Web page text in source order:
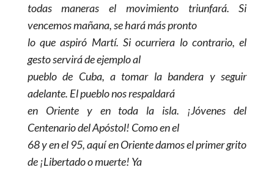
todas maneras el movimiento triunfará. Si
vencemos mañana, se hará más pronto
lo que aspiró Martí. Si ocurriera lo contrario, el
gesto servirá de ejemplo al
pueblo de Cuba, a tomar la bandera y seguir
adelante. El pueblo nos respaldará
en Oriente y en toda la isla. ¡Jóvenes del
Centenario del Apóstol! Como en el
68 y en el 95, aquí en Oriente damos el primer grito
de ¡Libertado o muerte! Ya